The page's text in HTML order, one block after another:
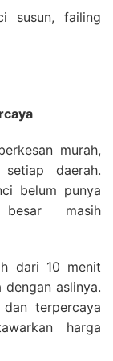
susun, failing
murah,
daerah.
belum punya
masih
dari 10 menit
aslinya.
terpercaya
harga